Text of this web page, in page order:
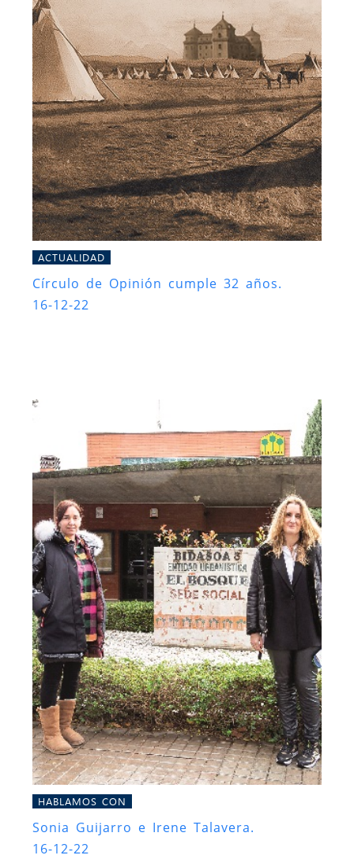
ACTUALIDAD
Círculo de Opinión cumple 32 años.
16-12-22
HABLAMOS CON
Sonia Guijarro e Irene Talavera.
16-12-22